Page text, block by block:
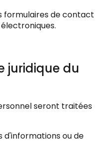
formulaires de contact
juridique du
seront traitées
d'informations ou de